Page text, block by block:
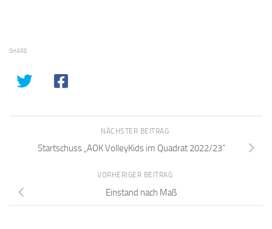
SHARE
NÄCHSTER BEITRAG
Startschuss „AOK VolleyKids im Quadrat 2022/23“
VORHERIGER BEITRAG
Einstand nach Maß